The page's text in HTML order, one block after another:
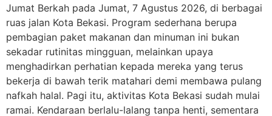
Jumat Berkah pada Jumat, 7 Agustus 2026, di berbagai
ruas jalan Kota Bekasi. Program sederhana berupa
pembagian paket makanan dan minuman ini bukan
sekadar rutinitas mingguan, melainkan upaya
menghadirkan perhatian kepada mereka yang terus
bekerja di bawah terik matahari demi membawa pulang
nafkah halal. Pagi itu, aktivitas Kota Bekasi sudah mulai
ramai. Kendaraan berlalu-lalang tanpa henti, sementara